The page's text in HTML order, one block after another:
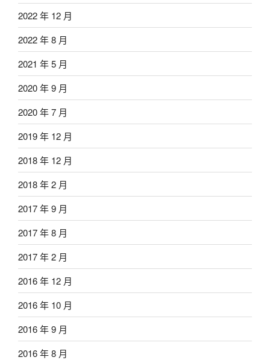
2022 年 12 月
2022 年 8 月
2021 年 5 月
2020 年 9 月
2020 年 7 月
2019 年 12 月
2018 年 12 月
2018 年 2 月
2017 年 9 月
2017 年 8 月
2017 年 2 月
2016 年 12 月
2016 年 10 月
2016 年 9 月
2016 年 8 月